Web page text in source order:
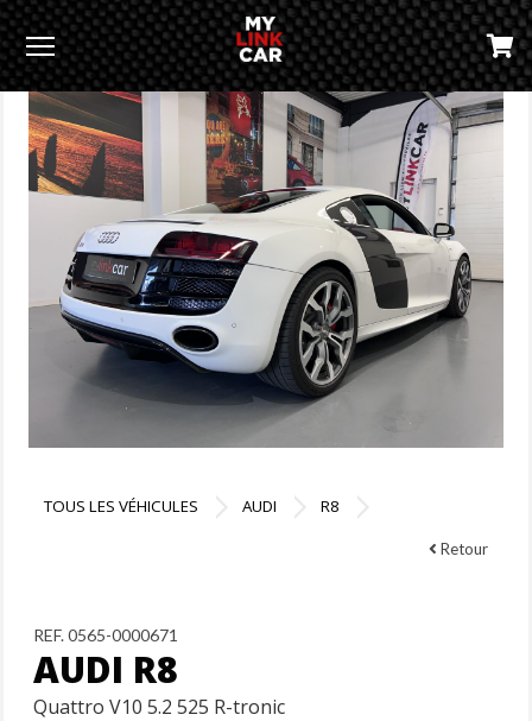
Menu
TOUS LES VÉHICULES AUDI R8
Retour
REF. 0565-0000671
AUDI R8
Quattro V10 5.2 525 R-tronic